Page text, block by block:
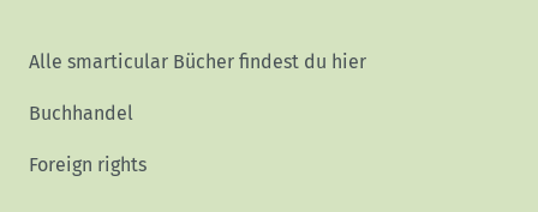
Alle smarticular Bücher findest du hier
Buchhandel
Foreign rights